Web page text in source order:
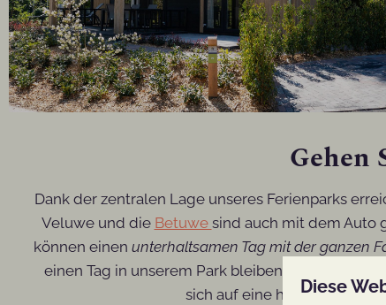
Gehen
Dank der zentralen Lage unseres Ferienparks
Veluwe und die Betuwe sind auch mit dem Auto
können einen unterhaltsamen Tag mit der ganzen
einen Tag in unserem Park bleiben? Nehmen
sich auf eine
Diese